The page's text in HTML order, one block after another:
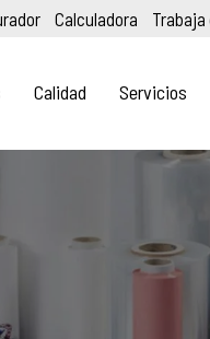
Calculadora
Calidad Servicios